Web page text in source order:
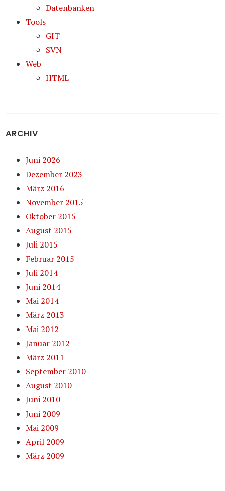
Datenbanken
Tools
GIT
SVN
Web
HTML
ARCHIV
Juni 2026
Dezember 2023
März 2016
November 2015
Oktober 2015
August 2015
Juli 2015
Februar 2015
Juli 2014
Juni 2014
Mai 2014
März 2013
Mai 2012
Januar 2012
März 2011
September 2010
August 2010
Juni 2010
Juni 2009
Mai 2009
April 2009
März 2009